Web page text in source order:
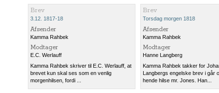
Brev
3.12. 1817-18
Afsender
Kamma Rahbek
Modtager
E.C. Werlauff
Kamma Rahbek skriver til E.C. Werlauff, at
brevet kun skal ses som en venlig
morgenhilsen, fordi ...
Brev
Torsdag morgen 1818
Afsender
Kamma Rahbek
Modtager
Hanne Langberg
Kamma Rahbek takker for
Langbergs engelske brev i går
hende hilse mr. Jones. Han...